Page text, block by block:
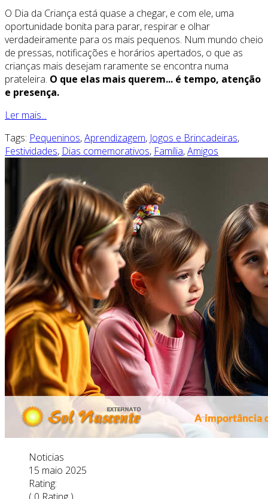
O Dia da Criança está quase a chegar, e com ele, uma
oportunidade bonita para parar, respirar e olhar
verdadeiramente para os mais pequenos. Num mundo cheio
de pressas, notificações e horários apertados, o que as
crianças mais desejam raramente se encontra numa
prateleira. O que elas mais querem... é tempo, atenção
e presença.
Ler mais...
Tags: Pequeninos,Aprendizagem, Jogos e Brincadeiras,
Festividades, Dias comemorativos, Família,Amigos
Noticias
15 maio 2025
Rating: